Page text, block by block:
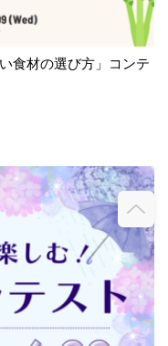
食材の選び方」コンテ